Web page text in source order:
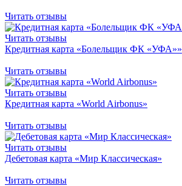
Читать отзывы
Читать отзывы
Кредитная карта «Болельщик ФК «УФА»»
Читать отзывы
Читать отзывы
Кредитная карта «World Airbonus»
Читать отзывы
Читать отзывы
Дебетовая карта «Мир Классическая»
Читать отзывы